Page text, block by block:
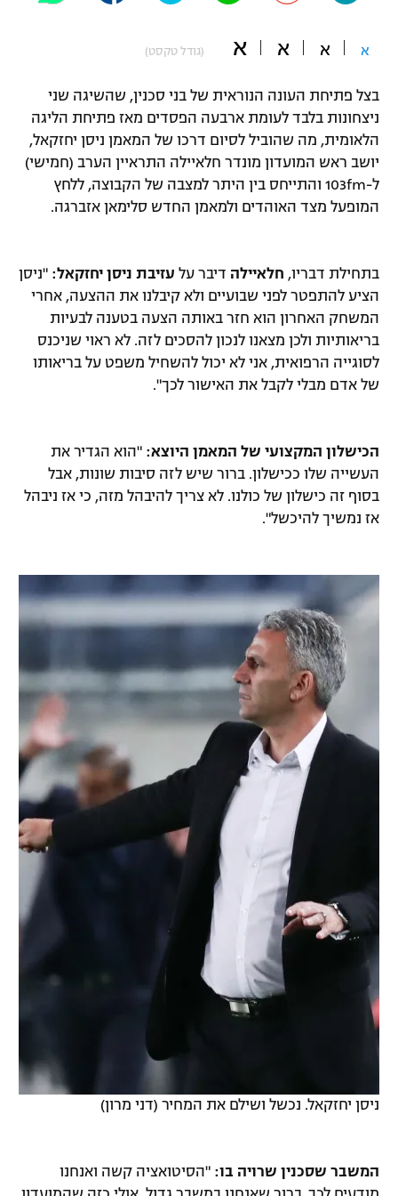
משתתפים וזוכים בפרסים
תקנון משתתפים וזוכים בפרסים
תקנון עבור פעילות אלקטרה
טניס
גיימינג E-Sports
תנאי שימוש
מדיניות פרטיות
תקנון פעילות ספורט 1
הצטרפות לחבילת הערוצים
לוח דרושים – ג'ובנט
המגזין
אופניים
כדורמים
פוטבול אמריקאי NFL
בייסבול MLB
אומנויות לחימה
גיימינג E-Sports
א א א א (גודל טקסט)
בצל פתיחת העונה הנוראית של בני סכנין, שהשיגה שני
ניצחונות בלבד לעומת ארבעה הפסדים מאז פתיחת הליגה
הלאומית, מה שהוביל לסיום דרכו של המאמן ניסן יחזקאל,
יושב ראש המועדון מונדר חלאיילה התראיין הערב (חמישי)
ל-103fm והתייחס בין היתר למצבה של הקבוצה, ללחץ
המופעל מצד האוהדים ולמאמן החדש סלימאן אזברגה.
בתחילת דבריו, חלאיילה דיבר על עזיבת ניסן יחזקאל: "ניסן
הציע להתפטר לפני שבועיים ולא קיבלנו את ההצעה, אחרי
המשחק האחרון הוא חזר באותה הצעה בטענה לבעיות
בריאותיות ולכן מצאנו לנכון להסכים לזה. לא ראוי שניכנס
לסוגייה הרפואית, אני לא יכול להשחיל משפט על בריאותו
של אדם מבלי לקבל את האישור לכך".
הכישלון המקצועי של המאמן היוצא: "הוא הגדיר את
העשייה שלו ככישלון. ברור שיש לזה סיבות שונות, אבל
בסוף זה כישלון של כולנו. לא צריך להיבהל מזה, כי אז ניבהל
אז נמשיך להיכשל".
ניסן יחזקאל. נכשל ושילם את המחיר (דני מרון)
המשבר שסכנין שרויה בו: "הסיטואציה קשה ואנחנו